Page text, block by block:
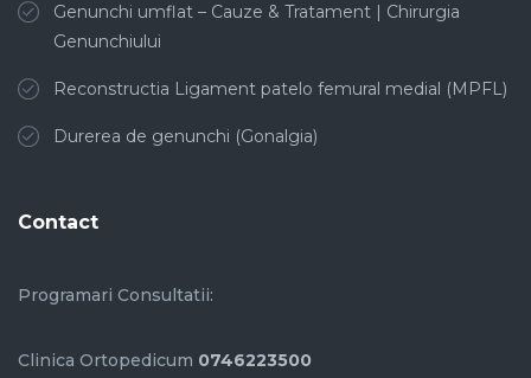
Genunchi umflat – Cauze & Tratament | Chirurgia
Genunchiului
Reconstructia Ligament patelo femural medial (MPFL)
Durerea de genunchi (Gonalgia)
Contact
Programari Consultatii:
Clinica Ortopedicum 0746223500